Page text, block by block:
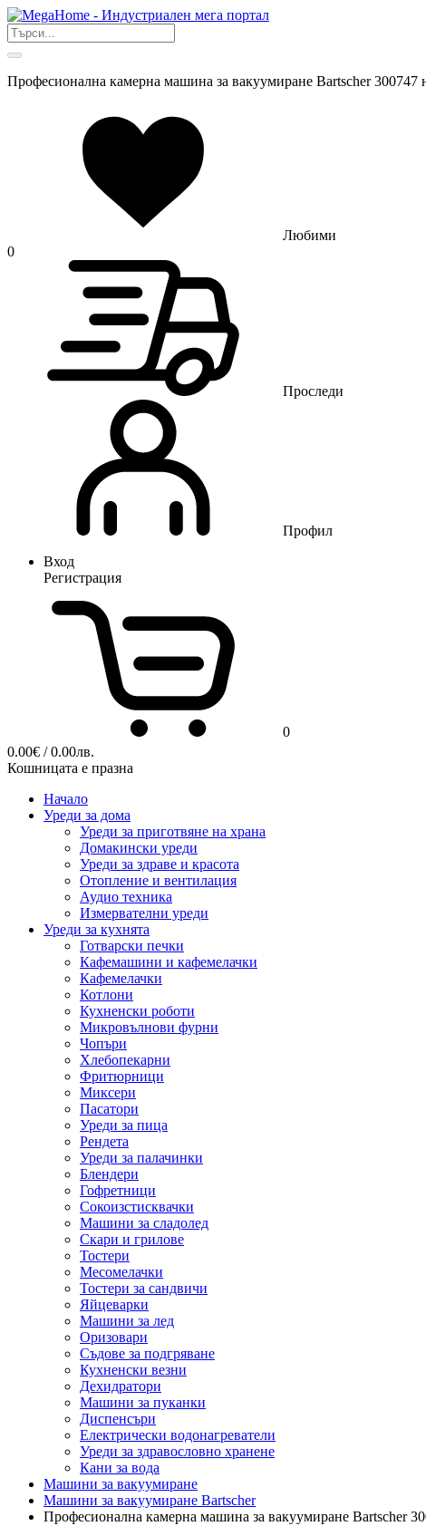
Професионална камерна машина за вакуумиране Bartscher
Любими
0
Проследи
Профил
Вход
Регистрация
0
0.00€ / 0.00лв.
Кошницата е празна
Начало
Уреди за дома
Уреди за приготвяне на храна
Домакински уреди
Уреди за здраве и красота
Отопление и вентилация
Аудио техника
Измервателни уреди
Уреди за кухнята
Готварски печки
Кафемашини и кафемелачки
Кафемелачки
Котлони
Кухненски роботи
Микровълнови фурни
Чопъри
Хлебопекарни
Фритюрници
Миксери
Пасатори
Уреди за пица
Рендета
Уреди за палачинки
Блендери
Гофретници
Сокоизстисквачки
Машини за сладолед
Скари и грилове
Тостери
Месомелачки
Тостери за сандвичи
Яйцеварки
Машини за лед
Оризовари
Съдове за подгряване
Кухненски везни
Дехидратори
Машини за пуканки
Диспенсъри
Електрически водонагреватели
Уреди за здравословно хранене
Кани за вода
Машини за вакуумиране
Машини за вакуумиране Bartscher
Професионална камерна машина за вакуумиране Bartscher